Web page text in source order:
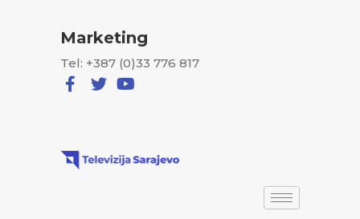
Marketing
Tel: +387 (0)33 776 817